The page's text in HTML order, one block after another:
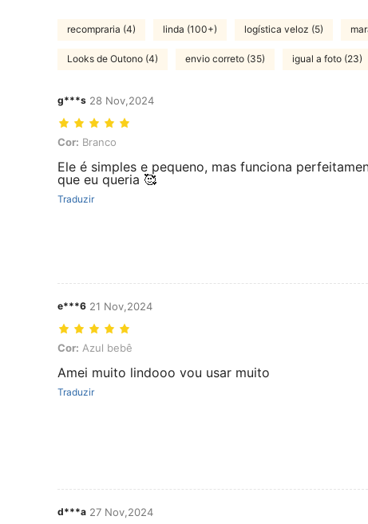
recompraria (4) linda (100+) logística veloz (5)
Looks de Outono (4) envio correto (35) igual a foto (23)
g***s 28 Nov,2024
Cor: Branco
Cor: Branco
Ele é simples e pequeno, mas funciona
que eu queria 🥰
Traduzir
e***6 21 Nov,2024
Cor: Azul bebê
Cor: Azul bebê
Amei muito lindooo vou usar muito
Traduzir
d***a 27 Nov,2024